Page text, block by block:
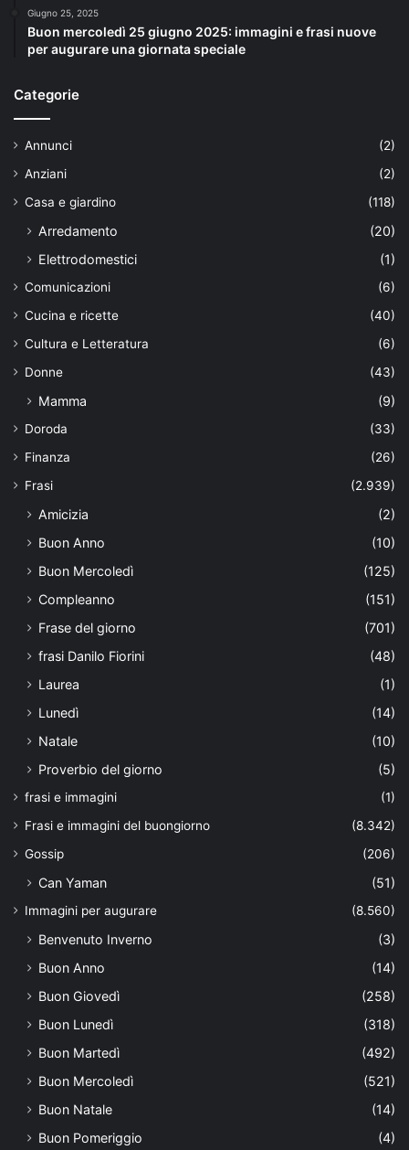
Giugno 25, 2025
Buon mercoledì 25 giugno 2025: immagini e frasi nuove
per augurare una giornata speciale
Categorie
Annunci
(2)
Anziani
(2)
Casa e giardino
(118)
Arredamento
(20)
Elettrodomestici
(1)
Comunicazioni
(6)
Cucina e ricette
(40)
Cultura e Letteratura
(6)
Donne
(43)
Mamma (9)
Doroda
(33)
Finanza
(26)
Frasi
(2.939)
Amicizia
(2)
Buon Anno
(10)
Buon Mercoledì
(125)
Compleanno
(151)
Frase del giorno
(701)
frasi Danilo Fiorini
(48)
Laurea
(1)
Lunedì
(14)
Natale
(10)
Proverbio del giorno
(5)
frasi e immagini
(1)
Frasi e immagini del buongiorno
(8.342)
Gossip
(206)
Can Yaman (51)
Immagini per augurare (8.560)
Benvenuto Inverno
(3)
Buon Anno
(14)
Buon Giovedì
(258)
Buon Lunedì
(318)
Buon Martedì
(492)
Buon Mercoledì
(521)
Buon Natale
(14)
Buon Pomeriggio
(4)